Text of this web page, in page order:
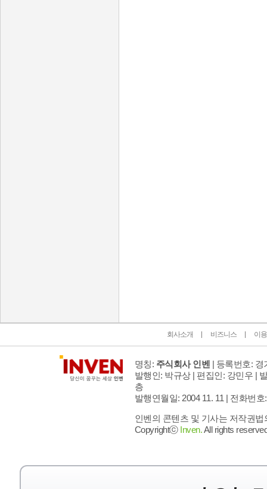
회사소개 비즈니스 이
명칭: 주식회사 인벤 | 등록번호: 경
발행인: 박규상 | 편집인: 강민우 |
층
발행연월일: 2004 11. 11 | 전화번호
인벤의 콘텐츠 및 기사는 저작권
Copyrightⓒ Inven.All rights